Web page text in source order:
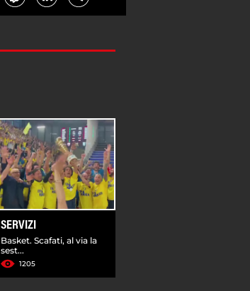
SERVIZI
Basket. Scafati, al via la
sest...
1205